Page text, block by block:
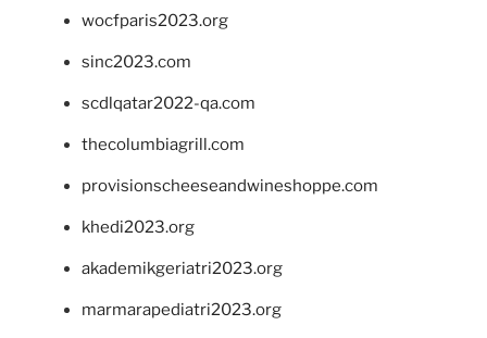
wocfparis2023.org
sinc2023.com
scdlqatar2022-qa.com
thecolumbiagrill.com
provisionscheeseandwineshoppe.com
khedi2023.org
akademikgeriatri2023.org
marmarapediatri2023.org